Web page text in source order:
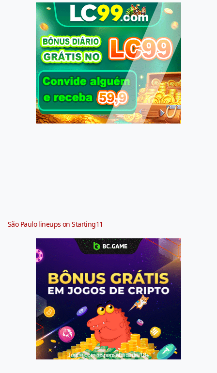
São Paulo lineups on Starting11
Jogue com responsabilidade. 18+